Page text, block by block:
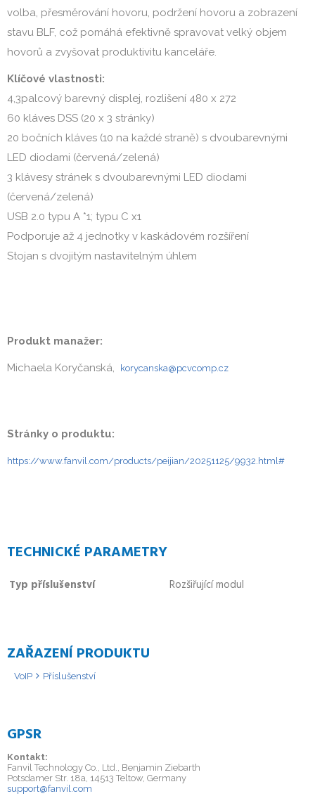
volba, přesměrování hovoru, podržení hovoru a zobrazení
stavu BLF, což pomáhá efektivně spravovat velký objem
hovorů a zvyšovat produktivitu kanceláře.
Klíčové vlastnosti:
4,3palcový barevný displej, rozlišení 480 x 272
60 kláves DSS (20 x 3 stránky)
20 bočních kláves (10 na každé straně) s dvoubarevnými
LED diodami (červená/zelená)
3 klávesy stránek s dvoubarevnými LED diodami
(červená/zelená)
USB 2.0 typu A *1; typu C x1
Podporuje až 4 jednotky v kaskádovém rozšíření
Stojan s dvojitým nastavitelným úhlem
Produkt manažer:
Michaela Koryčanská, korycanska@pcvcomp.cz
Stránky o produktu:
https://www.fanvil.com/products/peijian/20251125/9932.html#
TECHNICKÉ PARAMETRY
Typ příslušenství Rozšiřující modul
ZAŘAZENÍ PRODUKTU
VoIP Příslušenství
GPSR
Kontakt:
Fanvil Technology Co., Ltd., Benjamin Ziebarth
Potsdamer Str. 18a, 14513 Teltow, Germany
support@fanvil.com